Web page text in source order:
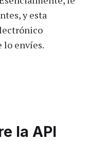
y esta
lo envíes.
la API